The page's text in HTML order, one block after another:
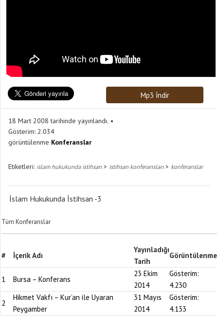
Mp3 İndir
18 Mart 2008 tarihinde yayınlandı.
Gösterim: 2.034
görüntülenme Konferanslar
Etiketleri: islam hukukunda istihsan > istihsan konferansları> konferanslar
İslam Hukukunda İstihsan -3
Tüm Konferanslar
# İçerik Adı
Yayınladığı
Tarih
Görüntülenme
1 Bursa – Konferans
23 Ekim
2014
Gösterim:
4.230
2
Hikmet Vakfı – Kur’an ile Uyaran
Peygamber
31 Mayıs
2014
Gösterim:
4.133